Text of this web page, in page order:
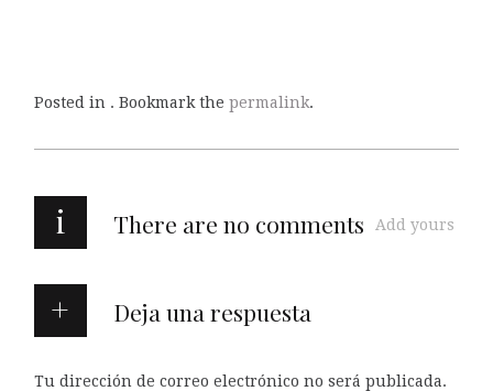
Posted in . Bookmark the permalink.
i There are no comments Add yours
Deja una respuesta
Tu dirección de correo electrónico no será publicada.